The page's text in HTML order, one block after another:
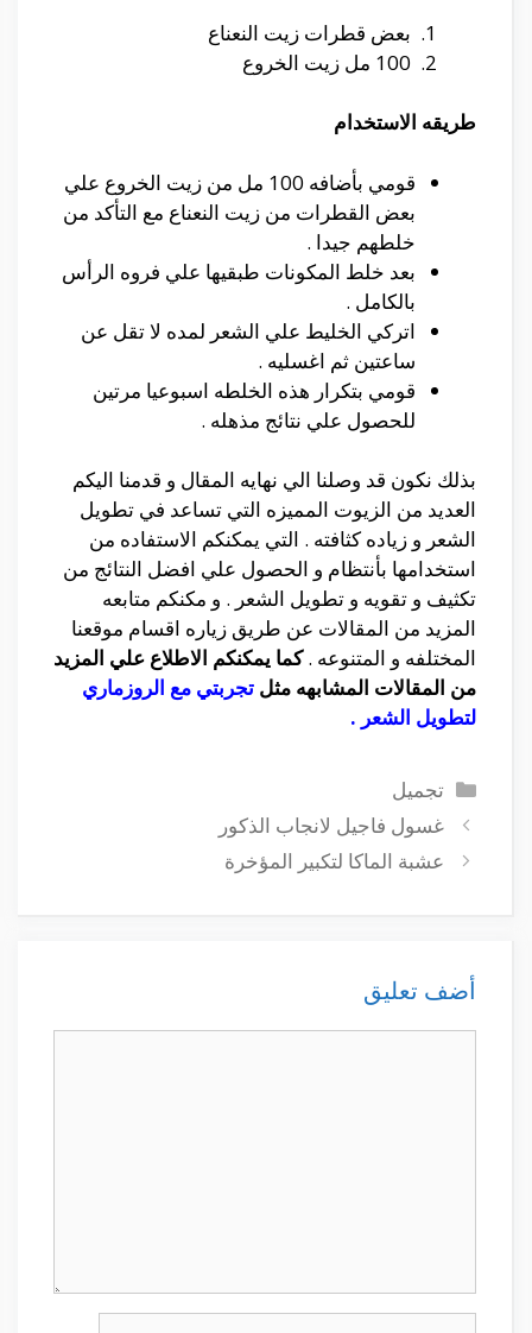
بعض قطرات زيت النعناع
طريقه الاستخدام
قومي بأضافه 100 مل من زيت الخروع علي
بعض القطرات من زيت النعناع مع التأكد من
خلطهم جيدا .
بعد خلط المكونات طبقيها علي فروه الرأس
بالكامل .
اتركي الخليط علي الشعر لمده لا تقل عن
ساعتين ثم اغسليه .
قومي بتكرار هذه الخلطه اسبوعيا مرتين
للحصول علي نتائج مذهله .
بذلك نكون قد وصلنا الي نهايه المقال و قدمنا اليكم
العديد من الزيوت المميزه التي تساعد في تطويل
الشعر و زياده كثافته . التي يمكنكم الاستفاده من
استخدامها بأنتظام و الحصول علي افضل النتائج من
تكثيف و تقويه و تطويل الشعر . و مكنكم متابعه
المزيد من المقالات عن طريق زياره اقسام موقعنا
المختلفه و المتنوعه .كما يمكنكم الاطلاع علي المزيد
من المقالات المشابهه مثل تجربتي مع الروزماري
لتطويل الشعر .
التصنيفات
تجميل
غسول فاجيل لانجاب الذكور
عشبة الماكا لتكبير المؤخرة
أضف تعليق